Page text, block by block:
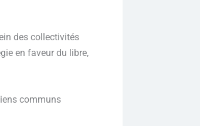
des collectivités
en faveur du libre,
communs